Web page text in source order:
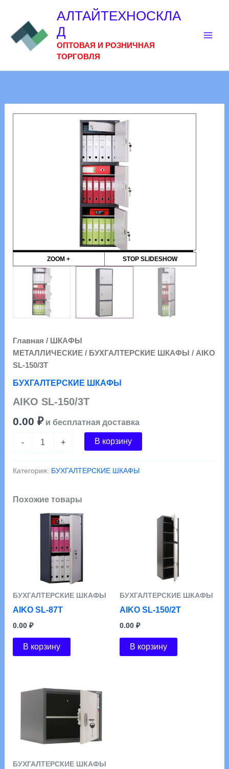
содержимому
АЛТАЙТЕХНОСКЛА
Д
ОПТОВАЯ И РОЗНИЧНАЯ
ТОРГОВЛЯ
ZOOM + STOP SLIDESHOW
Главная / ШКАФЫ
МЕТАЛЛИЧЕСКИЕ/ БУХГАЛТЕРСКИЕ ШКАФЫ / AIKO
SL-150/3Т
БУХГАЛТЕРСКИЕ ШКАФЫ
AIKO SL-150/3Т
0.00 ₽ и бесплатная доставка
-
SL-
+ В корзину
Категория: БУХГАЛТЕРСКИЕ ШКАФЫ
Похожие товары
БУХГАЛТЕРСКИЕ ШКАФЫ
AIKO SL-87Т
0.00 ₽
В корзину
БУХГАЛТЕРСКИЕ ШКАФЫ
AIKO SL-150/2Т
0.00 ₽
В корзину
БУХГАЛТЕРСКИЕ ШКАФЫ